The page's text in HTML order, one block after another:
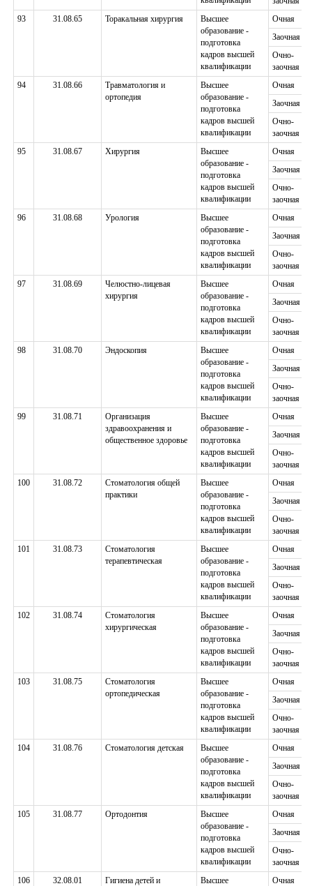
93
31.08.65 Торакальная хирургия
Высшее
образование -
подготовка
кадров высшей
квалификации
Очная
Заочная
Очно-
заочная
94
31.08.66
Травматология и
ортопедия
Высшее
образование -
подготовка
кадров высшей
квалификации
Очная
Заочная
Очно-
заочная
95
31.08.67 Хирургия
Высшее
образование -
подготовка
кадров высшей
квалификации
Очная
Заочная
Очно-
заочная
96
31.08.68 Урология
Высшее
образование -
подготовка
кадров высшей
квалификации
Очная
Заочная
Очно-
заочная
97
31.08.69
Челюстно-лицевая
хирургия
Высшее
образование -
подготовка
кадров высшей
квалификации
Очная
Заочная
Очно-
заочная
98
31.08.70 Эндоскопия
Высшее
образование -
подготовка
кадров высшей
квалификации
Очная
Заочная
Очно-
заочная
99
31.08.71
Организация
здравоохранения и
общественное здоровье
Высшее
образование -
подготовка
кадров высшей
квалификации
Очная
Заочная
Очно-
заочная
100
31.08.72
Стоматология общей
практики
Высшее
образование -
подготовка
кадров высшей
квалификации
Очная
Заочная
Очно-
заочная
101
31.08.73
Стоматология
терапевтическая
Высшее
образование -
подготовка
кадров высшей
квалификации
Очная
Заочная
Очно-
заочная
102
31.08.74
Стоматология
хирургическая
Высшее
образование -
подготовка
кадров высшей
квалификации
Очная
Заочная
Очно-
заочная
103
31.08.75
Стоматология
ортопедическая
Высшее
образование -
подготовка
кадров высшей
квалификации
Очная
Заочная
Очно-
заочная
104
31.08.76 Стоматология детская
Высшее
образование -
подготовка
кадров высшей
квалификации
Очная
Заочная
Очно-
заочная
105
31.08.77 Ортодонтия
Высшее
образование -
подготовка
кадров высшей
квалификации
Очная
Заочная
Очно-
заочная
106
32.08.01
Гигиена детей и
Высшее
Очная